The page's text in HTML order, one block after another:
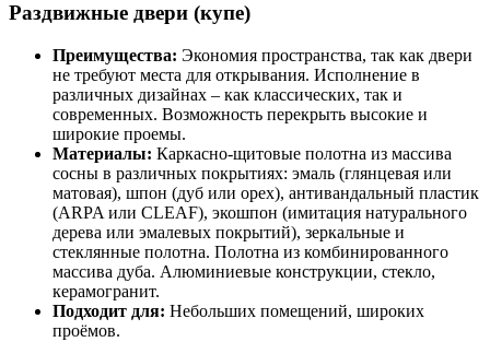
Раздвижные двери (купе)
Преимущества: Экономия пространства, так как двери
не требуют места для открывания. Исполнение в
различных дизайнах – как классических, так и
современных. Возможность перекрыть высокие и
широкие проемы.
Материалы: Каркасно-щитовые полотна из массива
сосны в различных покрытиях: эмаль (глянцевая или
матовая), шпон (дуб или орех), антивандальный пластик
(ARPA или CLEAF), экошпон (имитация натурального
дерева или эмалевых покрытий), зеркальные и
стеклянные полотна. Полотна из комбинированного
массива дуба. Алюминиевые конструкции, стекло,
керамогранит.
Подходит для: Небольших помещений, широких
проёмов.